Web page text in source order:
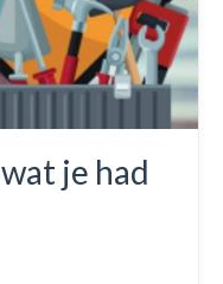
je had